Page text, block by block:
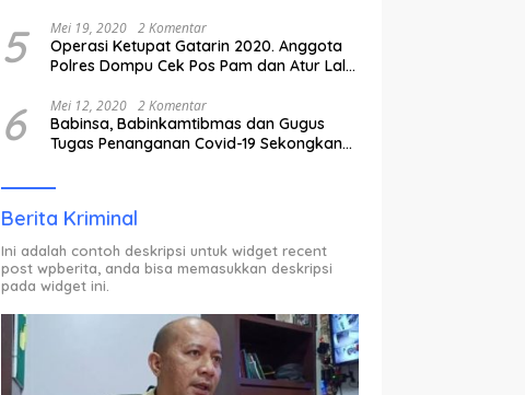
5 Mei 19, 2020 2 Komentar
Operasi Ketupat Gatarin 2020. Anggota
Polres Dompu Cek Pos Pam dan Atur Lalu
6 Mei 12, 2020 2 Komentar
Babinsa, Babinkamtibmas dan Gugus
Tugas Penanganan Covid-19 Sekongkang
ODP.
Berita Kriminal
Ini adalah contoh deskripsi untuk widget recent
post wpberita, anda bisa memasukkan deskripsi
pada widget ini.